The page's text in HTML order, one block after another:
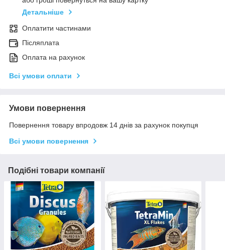
Детальніше
Оплатити частинами
Післяплата
Оплата на рахунок
Всі умови оплати
Умови повернення
Повернення товару впродовж 14 днів за рахунок покупця
Всі умови повернення
Подібні товари компанії